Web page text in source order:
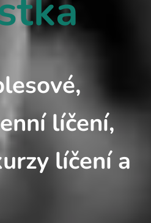
líčení,
líčení a